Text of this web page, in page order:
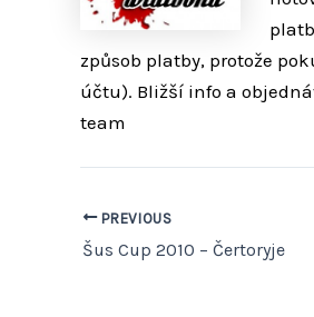
způsob platby, protože
účtu). Bližší info a
team
PREVIOUS
Šus Cup 2010 – Čertoryje